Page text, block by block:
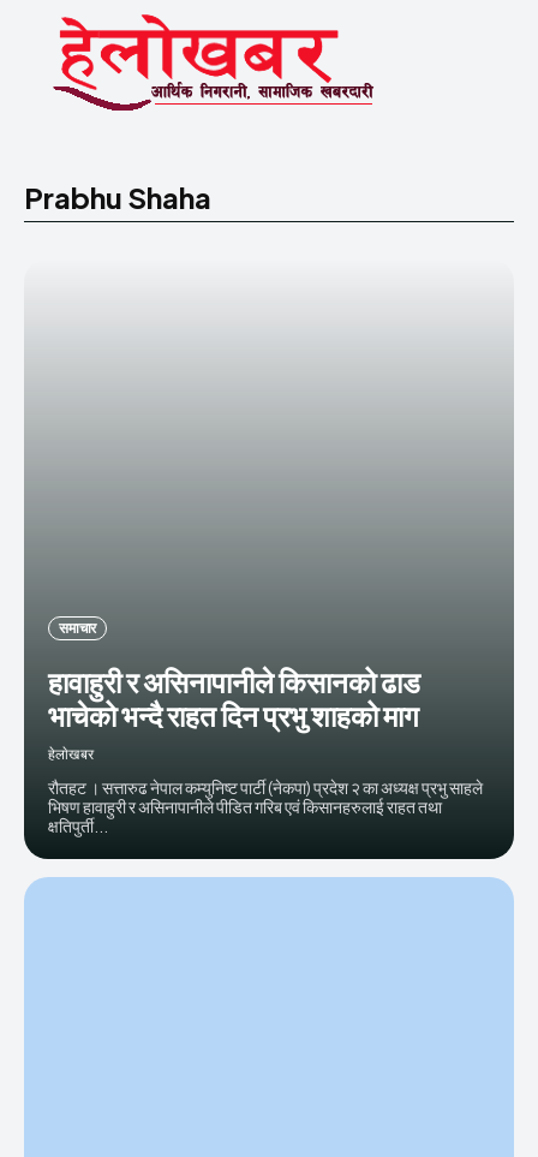
Prabhu Shaha
समाचार
हावाहुरी र असिनापानीले किसानको ढाड
भाचेको भन्दै राहत दिन प्रभु शाहको माग
हेलाेखबर
रौतहट । सत्तारुढ नेपाल कम्युनिष्ट पार्टी (नेकपा) प्रदेश २ का अध्यक्ष प्रभु साहले
भिषण हावाहुरी र असिनापानीले पीडित गरिब एवं किसानहरुलाई राहत तथा
क्षतिपुर्ती...